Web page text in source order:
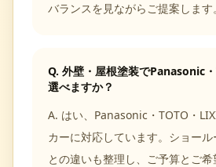
バランスを見ながらご提案します。
Q. 外壁・屋根塗装でPanasonic
選べますか？
A. はい、Panasonic・TOTO・
カーに対応しています。ショー
との違いも整理し、ご予算とご